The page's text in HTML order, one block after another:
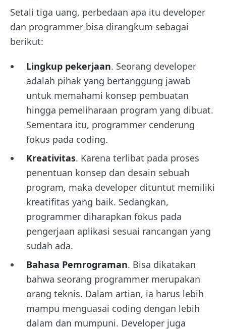
Setali tiga uang, perbedaan apa itu developer
dan programmer bisa dirangkum sebagai
berikut:
Lingkup pekerjaan. Seorang developer
adalah pihak yang bertanggung jawab
untuk memahami konsep pembuatan
hingga pemeliharaan program yang dibuat.
Sementara itu, programmer cenderung
fokus pada coding.
Kreativitas. Karena terlibat pada proses
penentuan konsep dan desain sebuah
program, maka developer dituntut memiliki
kreatifitas yang baik. Sedangkan,
programmer diharapkan fokus pada
pengerjaan aplikasi sesuai rancangan yang
sudah ada.
Bahasa Pemrograman. Bisa dikatakan
bahwa seorang programmer merupakan
orang teknis. Dalam artian, ia harus lebih
mampu menguasai coding dengan lebih
dalam dan mumpuni. Developer juga